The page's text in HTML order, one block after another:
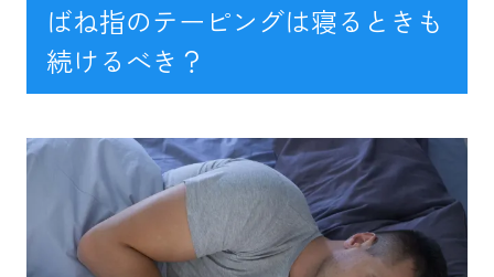
ばね指のテーピングは寝るときも
続けるべき？